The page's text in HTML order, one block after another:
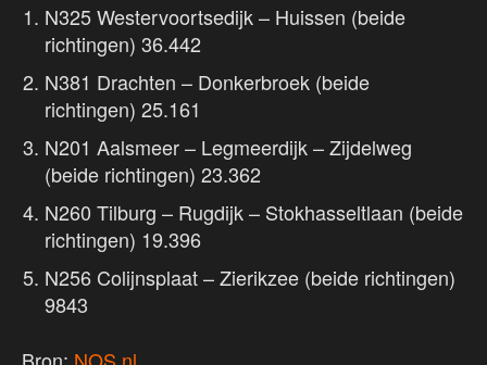
N325 Westervoortsedijk – Huissen (beide
richtingen) 36.442
N381 Drachten – Donkerbroek (beide
richtingen) 25.161
N201 Aalsmeer – Legmeerdijk – Zijdelweg
(beide richtingen) 23.362
N260 Tilburg – Rugdijk – Stokhasseltlaan (beide
richtingen) 19.396
N256 Colijnsplaat – Zierikzee (beide richtingen)
9843
Bron: NOS.nl